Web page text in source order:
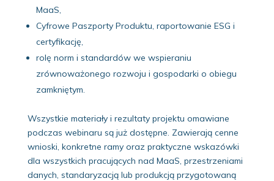
MaaS,
Cyfrowe Paszporty Produktu, raportowanie ESG i
certyfikację,
rolę norm i standardów we wspieraniu
zrównoważonego rozwoju i gospodarki o obiegu
zamkniętym.
Wszystkie materiały i rezultaty projektu omawiane
podczas webinaru są już dostępne. Zawierają cenne
wnioski, konkretne ramy oraz praktyczne wskazówki
dla wszystkich pracujących nad MaaS, przestrzeniami
danych, standaryzacją lub produkcją przygotowaną